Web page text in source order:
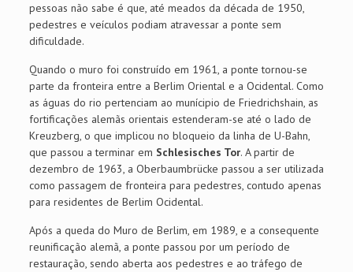
pessoas não sabe é que, até meados da década de 1950,
pedestres e veículos podiam atravessar a ponte sem
dificuldade.
Quando o muro foi construído em 1961, a ponte tornou-se
parte da fronteira entre a Berlim Oriental e a Ocidental. Como
as águas do rio pertenciam ao munícipio de Friedrichshain, as
fortificações alemãs orientais estenderam-se até o lado de
Kreuzberg, o que implicou no bloqueio da linha de U-Bahn,
que passou a terminar em Schlesisches Tor. A partir de
dezembro de 1963, a Oberbaumbrücke passou a ser utilizada
como passagem de fronteira para pedestres, contudo apenas
para residentes de Berlim Ocidental.
Após a queda do Muro de Berlim, em 1989, e a consequente
reunificação alemã, a ponte passou por um período de
restauração, sendo aberta aos pedestres e ao tráfego de